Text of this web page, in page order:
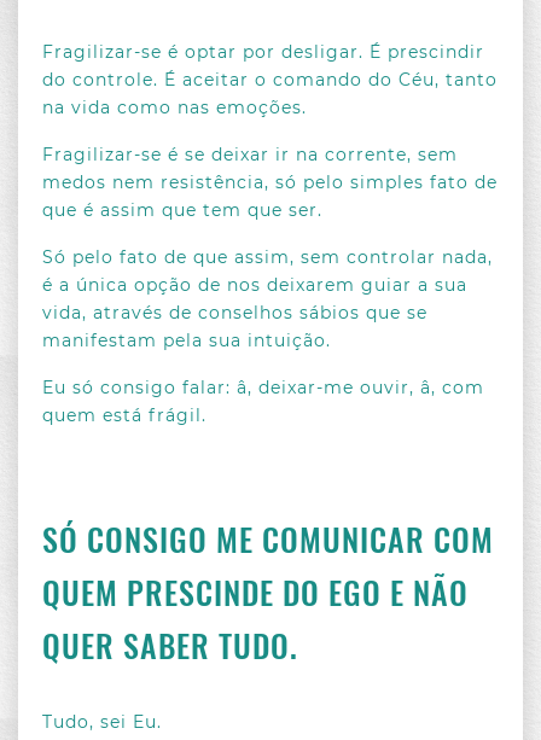
Fragilizar-se é optar por desligar. É prescindir
do controle. É aceitar o comando do Céu, tanto
na vida como nas emoções.
Fragilizar-se é se deixar ir na corrente, sem
medos nem resistência, só pelo simples fato de
que é assim que tem que ser.
Só pelo fato de que assim, sem controlar nada,
é a única opção de nos deixarem guiar a sua
vida, através de conselhos sábios que se
manifestam pela sua intuição.
Eu só consigo falar: â, deixar-me ouvir, â, com
quem está frágil.
SÓ CONSIGO ME COMUNICAR COM
QUEM PRESCINDE DO EGO E NÃO
QUER SABER TUDO.
Tudo, sei Eu.